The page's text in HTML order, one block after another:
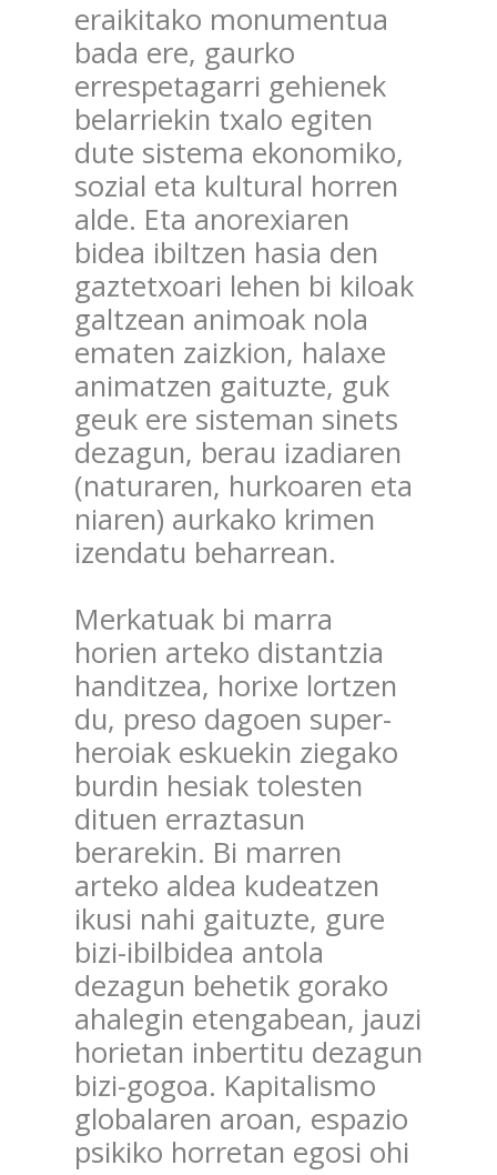
eraikitako monumentua
bada ere, gaurko
errespetagarri gehienek
belarriekin txalo egiten
dute sistema ekonomiko,
sozial eta kultural horren
alde. Eta anorexiaren
bidea ibiltzen hasia den
gaztetxoari lehen bi kiloak
galtzean animoak nola
ematen zaizkion, halaxe
animatzen gaituzte, guk
geuk ere sisteman sinets
dezagun, berau izadiaren
(naturaren, hurkoaren eta
niaren) aurkako krimen
izendatu beharrean.
Merkatuak bi marra
horien arteko distantzia
handitzea, horixe lortzen
du, preso dagoen super-
heroiak eskuekin ziegako
burdin hesiak tolesten
dituen erraztasun
berarekin. Bi marren
arteko aldea kudeatzen
ikusi nahi gaituzte, gure
bizi-ibilbidea antola
dezagun behetik gorako
ahalegin etengabean, jauzi
horietan inbertitu dezagun
bizi-gogoa. Kapitalismo
globalaren aroan, espazio
psikiko horretan egosi ohi